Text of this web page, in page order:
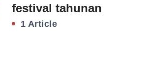
festival tahunan
1 Article